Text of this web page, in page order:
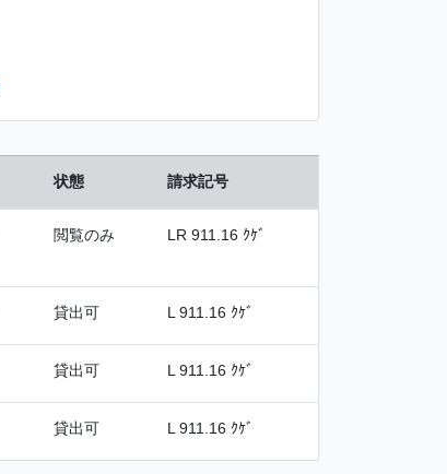
状態 請求記号
閲覧のみ LR 911.16 ｸｹﾞ
貸出可 L 911.16 ｸｹﾞ
貸出可 L 911.16 ｸｹﾞ
貸出可 L 911.16 ｸｹﾞ